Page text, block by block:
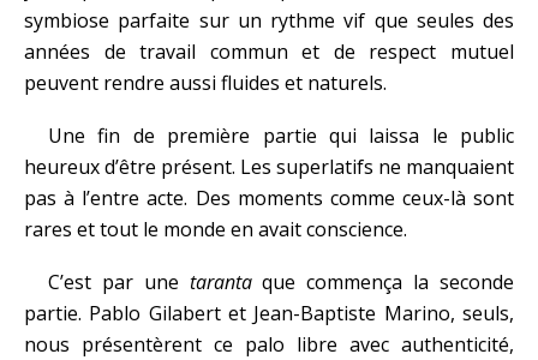
symbiose parfaite sur un rythme vif que seules des
années de travail commun et de respect mutuel
peuvent rendre aussi fluides et naturels.
Une fin de première partie qui laissa le public
heureux d’être présent. Les superlatifs ne manquaient
pas à l’entre acte. Des moments comme ceux-là sont
rares et tout le monde en avait conscience.
C’est par une tarantaque commença la seconde
partie. Pablo Gilabert et Jean-Baptiste Marino, seuls,
nous présentèrent ce palo libre avec authenticité,